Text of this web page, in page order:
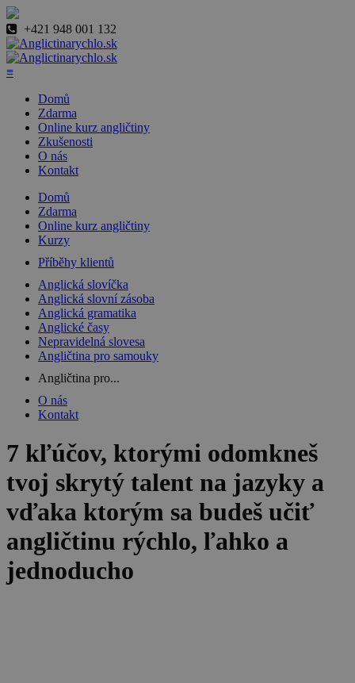
+421 948 001 132
≡
Domů
Zdarma
Online kurz angličtiny
Zkušenosti
O nás
Kontakt
Domů
Zdarma
Online kurz angličtiny
Kurzy
Příběhy klientů
Anglická slovíčka
Anglická slovní zásoba
Anglická gramatika
Anglické časy
Nepravidelná slovesa
Angličtina pro samouky
Angličtina pro...
O nás
Kontakt
7 kľúčov, ktorými odomkneš
tvoj skrytý talent na jazyky a
vďaka ktorým sa budeš učiť
angličtinu rýchlo, ľahko a
jednoducho